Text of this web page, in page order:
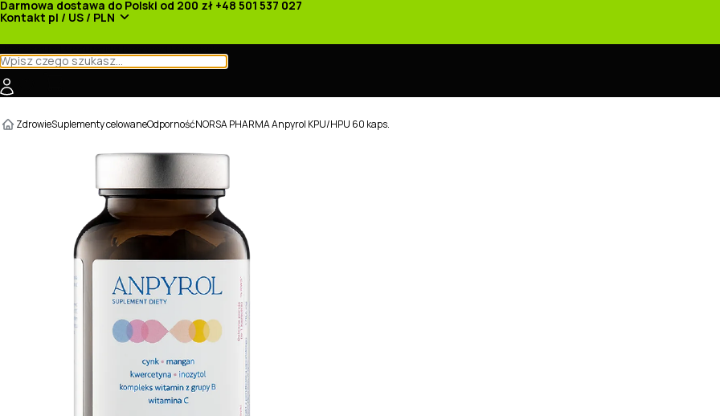
Darmowa dostawa do Polski od 200 zł +48 501 537 027
Kontakt pl / US / PLN
ZdrowieSuplementy celowaneOdpornośćNORSA PHARMA Anpyrol KPU/HPU 60 kaps.